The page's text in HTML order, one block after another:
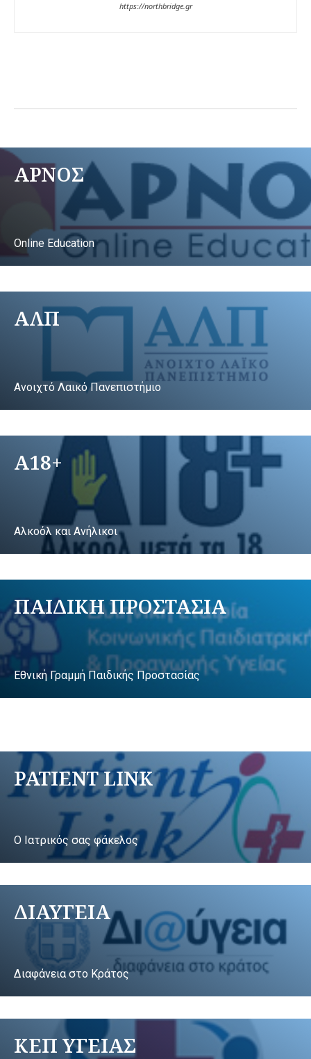
https://northbridge.gr
ΑΡΝΟΣ
Online Education
ΑΛΠ
Ανοιχτό Λαικό Πανεπιστήμιο
A18+
Αλκοόλ και Ανήλικοι
ΠΑΙΔΙΚΗ ΠΡΟΣΤΑΣΙΑ
Εθνική Γραμμή Παιδικής Προστασίας
PATIENT LINK
Ο Ιατρικός σας φάκελος
ΔΙΑΥΓΕΙΑ
Διαφάνεια στο Κράτος
ΚΕΠ ΥΓΕΙΑΣ